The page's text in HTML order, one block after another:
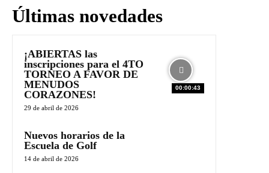
Últimas novedades
00:00:43
¡ABIERTAS las
inscripciones para el 4TO
TORNEO A FAVOR DE
MENUDOS
CORAZONES!
29 de abril de 2026
Nuevos horarios de la
Escuela de Golf
14 de abril de 2026